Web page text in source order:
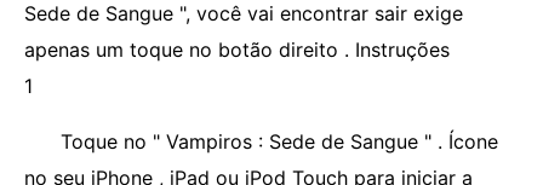
Sede de Sangue ", você vai encontrar sair exige
apenas um toque no botão direito . Instruções
1
Toque no " Vampiros : Sede de Sangue " . Ícone
no seu iPhone , iPad ou iPod Touch para iniciar a